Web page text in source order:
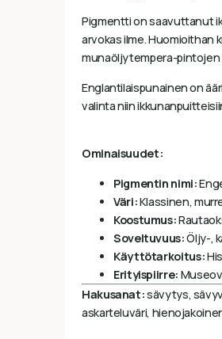
Pigmentti on saavuttanut
arvokas ilme.
munaöljytempera-pintojen
Englantilaispunainen on
valinta niin
Ominaisuudet:
Pigmentin nimi:
Väri:Klassinen,
Koostumus:
Soveltuvuus:Öljy-,
Käyttötarkoitus:
Erityispiirre:
Hakusanat:sävytys,
askarteluväri,